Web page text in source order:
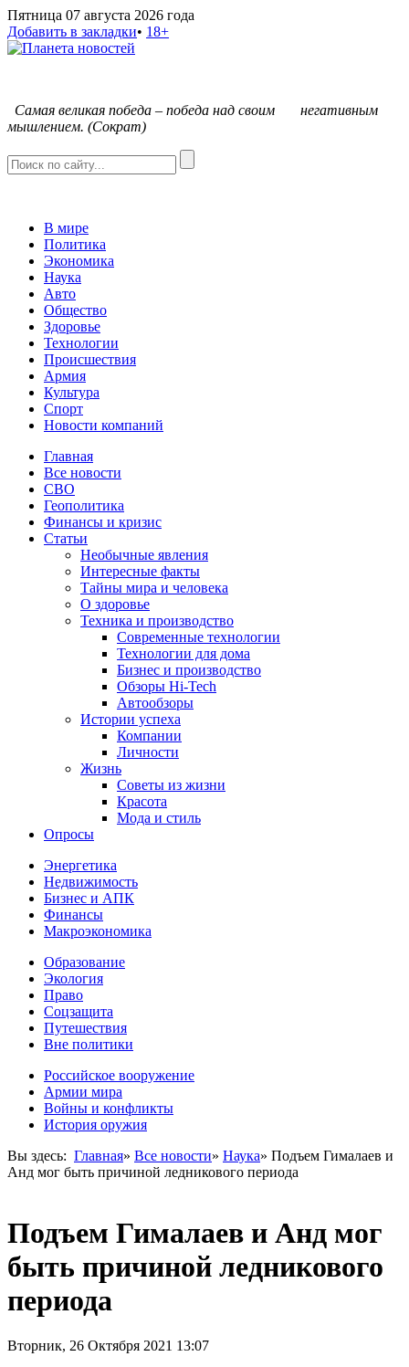
Пятница 07 августа 2026 года
Добавить в закладки• 18+
Самая великая победа – победа над своим негативным
мышлением. (Сократ)
В мире
Политика
Экономика
Наука
Авто
Общество
Здоровье
Технологии
Происшествия
Армия
Культура
Спорт
Новости компаний
Главная
Все новости
СВО
Геополитика
Финансы и кризис
Статьи
Необычные явления
Интересные факты
Тайны мира и человека
О здоровье
Техника и производство
Современные технологии
Технологии для дома
Бизнес и производство
Обзоры Hi-Tech
Автообзоры
Истории успеха
Компании
Личности
Жизнь
Советы из жизни
Красота
Мода и стиль
Опросы
Энергетика
Недвижимость
Бизнес и АПК
Финансы
Макроэкономика
Образование
Экология
Право
Соцзащита
Путешествия
Вне политики
Российское вооружение
Армии мира
Войны и конфликты
История оружия
Вы здесь: Главная» Все новости» Наука» Подъем Гималаев и
Анд мог быть причиной ледникового периода
Подъем Гималаев и Анд мог
быть причиной ледникового
периода
Вторник, 26 Октября 2021 13:07